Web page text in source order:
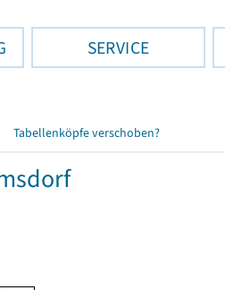
SERVICE
Tabellenköpfe verschoben?